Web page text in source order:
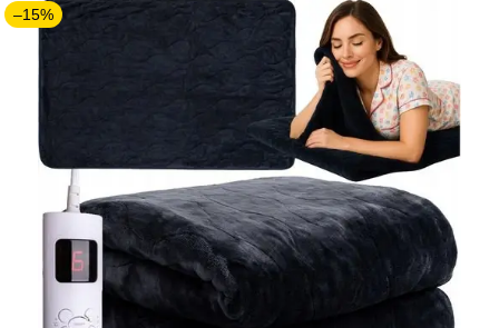
–15%